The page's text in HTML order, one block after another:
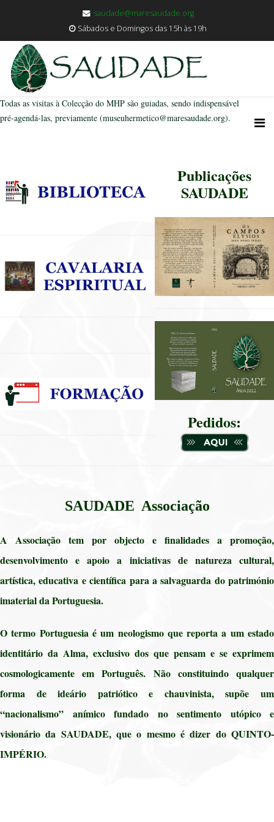
saudade@maresaudade.org
Sábados e Domingos das 15h às 19h
Todas as visitas à Colecção do MHP são guiadas, sendo indispensável
pré-agendá-las, previamente (museuhermetico@maresaudade.org).
Publicações
SAUDADE
Pedidos:
SAUDADE Associação
A Associação tem por objecto e finalidades a promoção,
desenvolvimento e apoio a iniciativas de natureza cultural,
artística, educativa e científica para a salvaguarda do património
imaterial da Portuguesia.
O termo Portuguesia é um neologismo que reporta a um estado
identitário da Alma, exclusivo dos que pensam e se exprimem
cosmologicamente em Português. Não constituindo qualquer
forma de ideário patriótico e chauvinista, supõe um
“nacionalismo” anímico fundado no sentimento utópico e
visionário da SAUDADE, que o mesmo é dizer do QUINTO-
IMPÉRIO.